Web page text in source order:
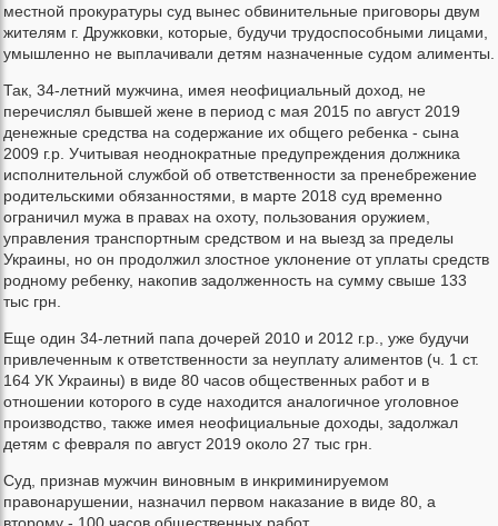
местной прокуратуры суд вынес обвинительные приговоры двум
жителям г. Дружковки, которые, будучи трудоспособными лицами,
умышленно не выплачивали детям назначенные судом алименты.
Так, 34-летний мужчина, имея неофициальный доход, не
перечислял бывшей жене в период с мая 2015 по август 2019
денежные средства на содержание их общего ребенка - сына
2009 г.р. Учитывая неоднократные предупреждения должника
исполнительной службой об ответственности за пренебрежение
родительскими обязанностями, в марте 2018 суд временно
ограничил мужа в правах на охоту, пользования оружием,
управления транспортным средством и на выезд за пределы
Украины, но он продолжил злостное уклонение от уплаты средств
родному ребенку, накопив задолженность на сумму свыше 133
тыс грн.
Еще один 34-летний папа дочерей 2010 и 2012 г.р., уже будучи
привлеченным к ответственности за неуплату алиментов (ч. 1 ст.
164 УК Украины) в виде 80 часов общественных работ и в
отношении которого в суде находится аналогичное уголовное
производство, также имея неофициальные доходы, задолжал
детям с февраля по август 2019 около 27 тыс грн.
Суд, признав мужчин виновным в инкриминируемом
правонарушении, назначил первом наказание в виде 80, а